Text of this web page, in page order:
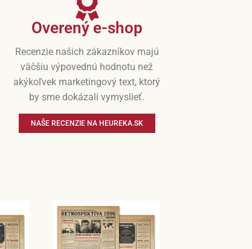
Overený e-shop
Recenzie našich zákazníkov majú
väčšiu výpovednú hodnotu než
akýkoľvek marketingový text, ktorý
by sme dokázali vymyslieť.
NAŠE RECENZIE NA HEUREKA.SK